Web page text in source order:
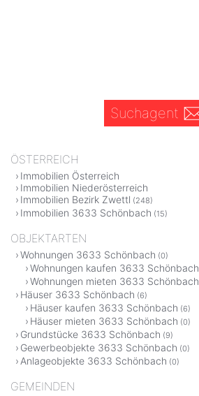
Suchagent
ÖSTERREICH
Immobilien Österreich
Immobilien Niederösterreich
Immobilien Bezirk Zwettl (248)
Immobilien 3633 Schönbach (15)
OBJEKTARTEN
Wohnungen 3633 Schönbach (0)
Wohnungen kaufen 3633 Schönbach
Wohnungen mieten 3633 Schönbach
Häuser 3633 Schönbach (6)
Häuser kaufen 3633 Schönbach (6)
Häuser mieten 3633 Schönbach (0)
Grundstücke 3633 Schönbach (9)
Gewerbeobjekte 3633 Schönbach (0)
Anlageobjekte 3633 Schönbach (0)
GEMEINDEN